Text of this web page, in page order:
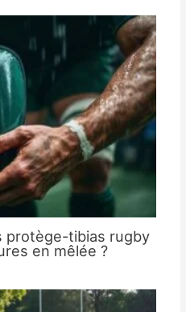
protège-tibias rugby
en mêlée ?